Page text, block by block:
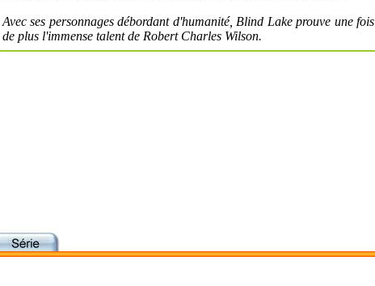
Avec ses personnages débordant d'humanité, Blind Lake prouve une fois
de plus l'immense talent de Robert Charles Wilson.